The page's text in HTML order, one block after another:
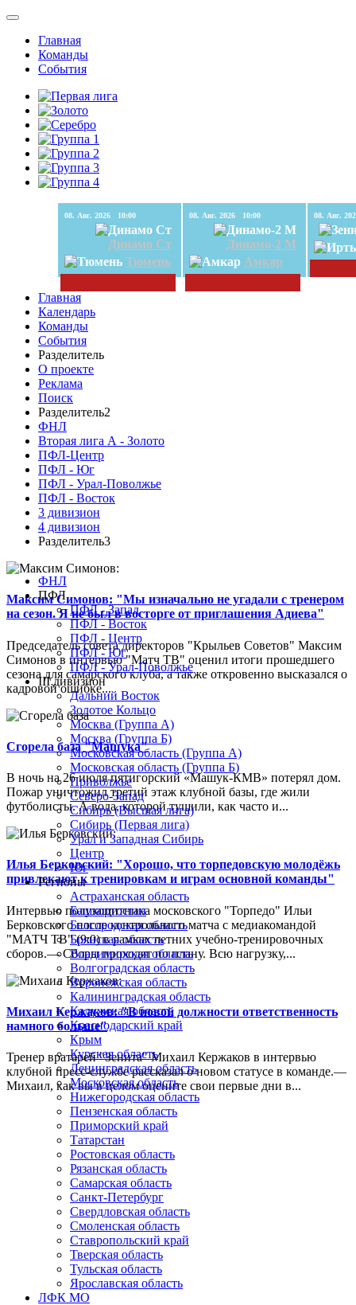
Главная
Команды
События
08. Авг. 2026 10:00
Динамо Ст
Тюмень
08. Авг. 2026 10:00
Динамо-2 М
Амкар
Главная
Календарь
Команды
События
Разделитель
О проекте
Реклама
Поиск
Разделитель2
ФНЛ
Вторая лига А - Золото
ПФЛ-Центр
ПФЛ - Юг
ПФЛ - Урал-Поволжье
ПФЛ - Восток
3 дивизион
4 дивизион
Разделитель3
Максим Симонов: "Мы изначально не угадали с тренером
на сезон. Я не был в восторге от приглашения Адиева"
Председатель совета директоров "Крыльев Советов" Максим
Симонов в интервью "Матч ТВ" оценил итоги прошедшего
сезона для самарского клуба, а также откровенно высказался о
кадровой ошибке...
Сгорела база "Машука"
В ночь на 26 июля пятигорский «Машук-КМВ» потерял дом.
Пожар уничтожил третий этаж клубной базы, где жили
футболисты. А вода, которой тушили, как часто и...
Илья Берковский: "Хорошо, что торпедовскую молодёжь
привлекают к тренировкам и играм основной команды"
Интервью полузащитника московского "Торпедо" Ильи
Берковского после контрольного матча с медиакомандой
"МАТЧ ТВ" (9:0) в рамках летних учебно-тренировочных
сборов.— Сборы проходят по плану. Всю нагрузку,...
Михаил Кержаков: "В новой должности ответственность
намного больше"
Тренер вратарей "Зенита" Михаил Кержаков в интервью
клубной пресс-службе рассказал о новом статусе в команде.—
Михаил, как вы в целом оцените свои первые дни в...
ФНЛ
ПФЛ
ПФЛ - Запад
ПФЛ - Восток
ПФЛ - Центр
ПФЛ - Юг
ПФЛ - Урал-Поволжье
III дивизион
Дальний Восток
Золотое Кольцо
Москва (Группа А)
Москва (Группа Б)
Московская область (Группа А)
Московская область (Группа Б)
Приволжье
Северо-Запад
Сибирь (Высшая лига)
Сибирь (Первая лига)
Урал и Западная Сибирь
Центр
Юг
Регионы
Астраханская область
Башкортостан
Белгородская область
Брянская область
Владимирская область
Волгоградская область
Воронежская область
Калининградская область
Калужская область
Краснодарский край
Крым
Курская область
Ленинградская область
Московская область
Нижегородская область
Пензенская область
Приморский край
Татарстан
Ростовская область
Рязанская область
Самарская область
Санкт-Петербург
Свердловская область
Смоленская область
Ставропольский край
Тверская область
Тульская область
Ярославская область
ЛФК МО